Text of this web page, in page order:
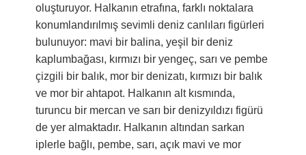
oluşturuyor. Halkanın etrafına, farklı noktalara
konumlandırılmış sevimli deniz canlıları figürleri
bulunuyor: mavi bir balina, yeşil bir deniz
kaplumbağası, kırmızı bir yengeç, sarı ve pembe
çizgili bir balık, mor bir denizatı, kırmızı bir balık
ve mor bir ahtapot. Halkanın alt kısmında,
turuncu bir mercan ve sarı bir denizyıldızı figürü
de yer almaktadır. Halkanın altından sarkan
iplerle bağlı, pembe, sarı, açık mavi ve mor